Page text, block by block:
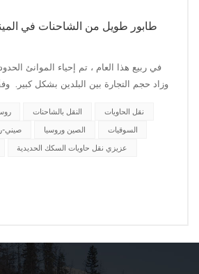
طابور طويل من الشاحنات في
في ربيع هذا العام ، تم إحياء الموانئ
وزاد حجم التجارة بين البلدين بشكل كبير.
الشحن بين روسيا والصين عبر موانئ
الأقصى بنحو 50٪ على أساس سنوي ، متجاو...
النقل بالشاحنات
نقل الحاويات
الصين وروسيا
السوقيات
عزيزي نقل حاويات السكك الحديدية